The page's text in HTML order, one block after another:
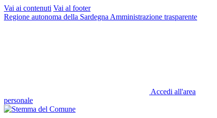
Vai ai contenuti Vai al footer
Regione autonoma della Sardegna Amministrazione trasparente
Accedi all'area
personale